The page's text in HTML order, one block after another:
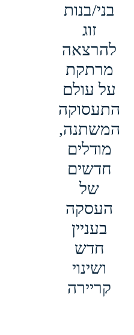
בני/בנות
זוג
להרצאה
מרתקת
על עולם
התעסוקה
המשתנה,
מודלים
חדשים
של
העסקה
בעניין
חדש
ושינוי
קריירה